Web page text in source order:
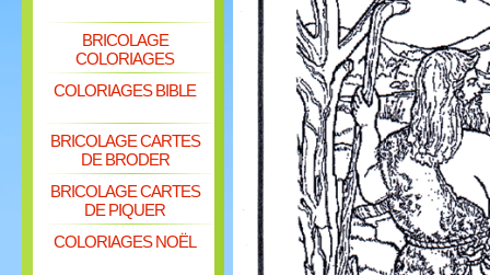
BRICOLAGE
COLORIAGES
COLORIAGES BIBLE
BRICOLAGE CARTES
DE BRODER
BRICOLAGE CARTES
DE PIQUER
COLORIAGES NOËL